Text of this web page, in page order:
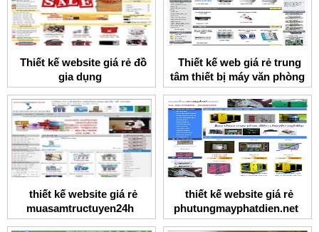
Thiết kế website giá rẻ đồ
gia dụng
Thiết kế web giá rẻ trung
tâm thiết bị máy văn phòng
ACM
thiết kế website giá rẻ
muasamtructuyen24h
thiết kế website giá rẻ
phutungmayphatdien.net